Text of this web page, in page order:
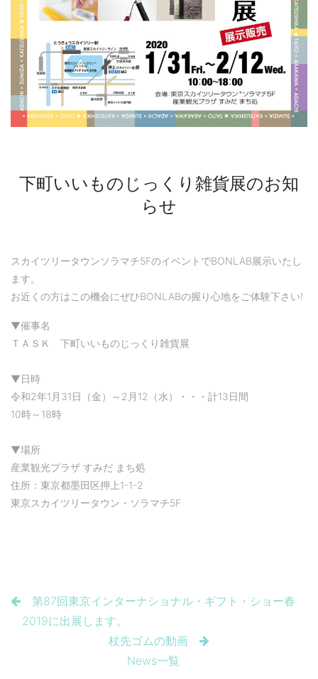
下町いいものじっくり雑貨展のお知
らせ
スカイツリータウンソラマチ5FのイベントでBONLAB展示いたし
ます。
お近くの方はこの機会にぜひBONLABの握り心地をご体験下さい!
▼催事名
ＴＡＳＫ 下町いいものじっくり雑貨展
▼日時
令和2年1月31日（金）～2月12（水）・・・計13日間
10時～18時
▼場所
産業観光プラザ すみだ まち処
住所：東京都墨田区押上1-1-2
東京スカイツリータウン・ソラマチ5F
第87回東京インターナショナル・ギフト・ショー春
2019に出展します。
杖先ゴムの動画
News一覧